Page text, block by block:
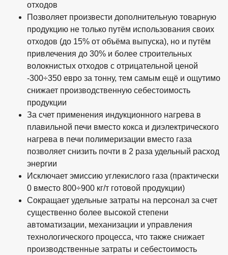
отходов
Позволяет произвести дополнительную товарную
продукцию не только путём использования своих
отходов (до 15% от объёма выпуска), но и путём
привлечения до 30% и более строительных
волокнистых отходов с отрицательной ценой
-300÷350 евро за тонну, тем самым ещё и ощутимо
снижает производственную себестоимость
продукции
За счет применения индукционного нагрева в
плавильной печи вместо кокса и диэлектрического
нагрева в печи полимеризации вместо газа
позволяет снизить почти в 2 раза удельный расход
энергии
Исключает эмиссию углекислого газа (практически
0 вместо 800÷900 кг/т готовой продукции)
Сокращает удельные затраты на персонал за счет
существенно более высокой степени
автоматизации, механизации и управления
технологического процесса, что также снижает
производственные затраты и себестоимость